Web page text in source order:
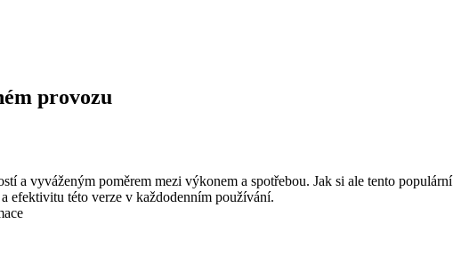
provozu
a vyváženým poměrem mezi výkonem a spotřebou. Jak si ale tento
efektivitu této verze v každodenním používání.